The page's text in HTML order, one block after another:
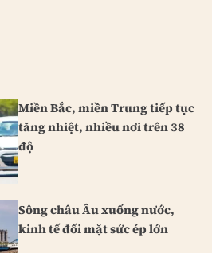
Miền Bắc, miền Trung tiếp tục
tăng nhiệt, nhiều nơi trên 38
độ
Sông châu Âu xuống nước,
kinh tế đối mặt sức ép lớn